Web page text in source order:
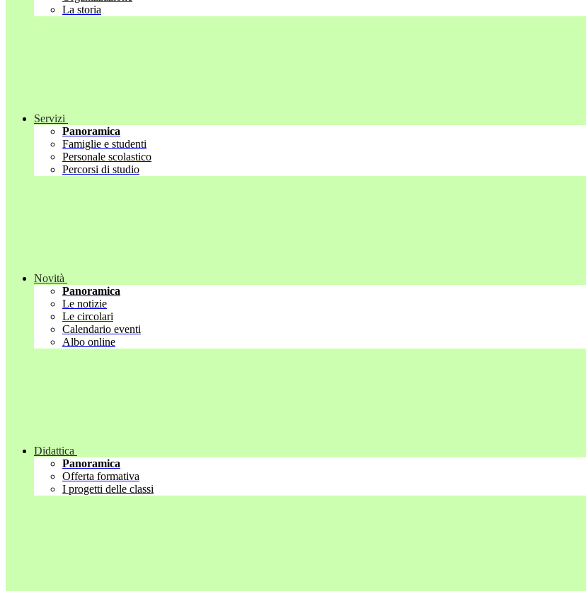
La storia
Servizi
Panoramica
Famiglie e studenti
Personale scolastico
Percorsi di studio
Novità
Panoramica
Le notizie
Le circolari
Calendario eventi
Albo online
Didattica
Panoramica
Offerta formativa
I progetti delle classi